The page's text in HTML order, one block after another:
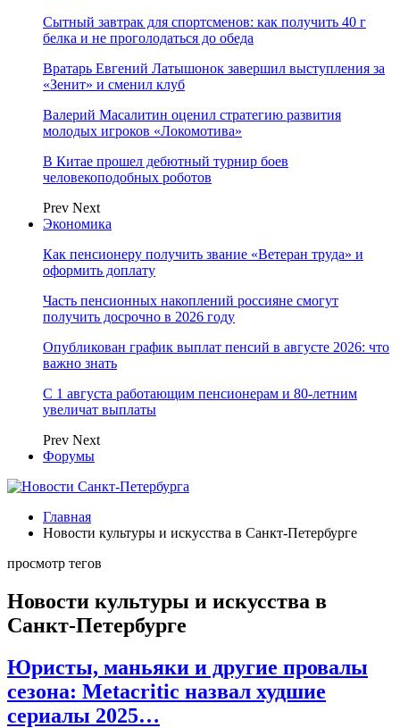
Сытный завтрак для спортсменов: как получить 40 г
белка и не проголодаться до обеда
Вратарь Евгений Латышонок завершил выступления за
«Зенит» и сменил клуб
Валерий Масалитин оценил стратегию развития
молодых игроков «Локомотива»
В Китае прошел дебютный турнир боев
человекоподобных роботов
Prev Next
Экономика
Как пенсионеру получить звание «Ветеран труда» и
оформить доплату
Часть пенсионных накоплений россияне смогут
получить досрочно в 2026 году
Опубликован график выплат пенсий в августе 2026: что
важно знать
С 1 августа работающим пенсионерам и 80-летним
увеличат выплаты
Prev Next
Форумы
Главная
Новости культуры и искусства в Санкт-Петербурге
просмотр тегов
Новости культуры и искусства в
Санкт-Петербурге
Юристы, маньяки и другие провалы
сезона: Metacritic назвал худшие
сериалы 2025…